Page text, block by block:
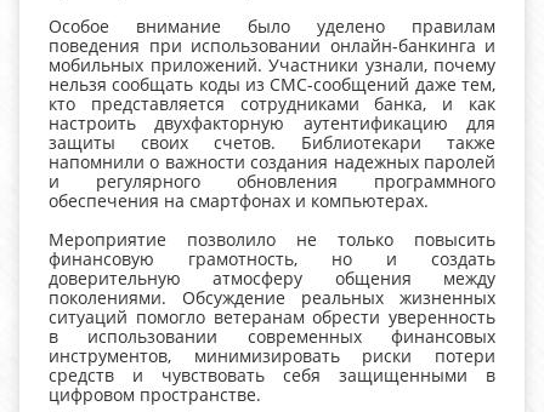
Особое внимание было уделено правилам
поведения при использовании онлайн-банкинга и
мобильных приложений. Участники узнали, почему
нельзя сообщать коды из СМС-сообщений даже тем,
кто представляется сотрудниками банка, и как
настроить двухфакторную аутентификацию для
защиты своих счетов. Библиотекари также
напомнили о важности создания надежных паролей
и регулярного обновления программного
обеспечения на смартфонах и компьютерах.
Мероприятие позволило не только повысить
финансовую грамотность, но и создать
доверительную атмосферу общения между
поколениями. Обсуждение реальных жизненных
ситуаций помогло ветеранам обрести уверенность
в использовании современных финансовых
инструментов, минимизировать риски потери
средств и чувствовать себя защищенными в
цифровом пространстве.